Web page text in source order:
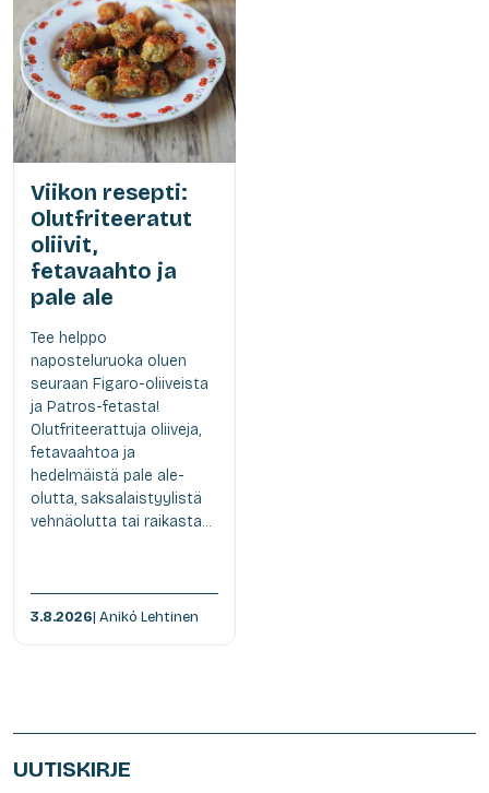
Viikon resepti:
Olutfriteeratut
oliivit,
fetavaahto ja
pale ale
Tee helppo
naposteluruoka oluen
seuraan Figaro-oliiveista
ja Patros-fetasta!
Olutfriteerattuja oliiveja,
fetavaahtoa ja
hedelmäistä pale ale-
olutta, saksalaistyylistä
vehnäolutta tai raikasta...
3.8.2026| Anikó Lehtinen
UUTISKIRJE